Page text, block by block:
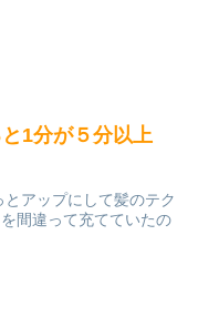
1分が５分以上
アップにして髪のテク
間違って充てていたの